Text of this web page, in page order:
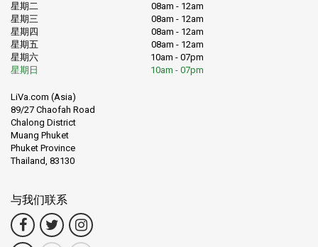
星期二
08am - 12am
星期三
08am - 12am
星期四
08am - 12am
星期五
08am - 12am
星期六
10am - 07pm
星期日
10am - 07pm
LiVa.com (Asia)
89/27 Chaofah Road
Chalong District
Muang Phuket
Phuket Province
Thailand, 83130
与我们联系